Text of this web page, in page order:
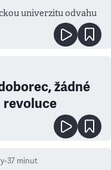
univerzitu odvahu
žádné
revoluce
•37 minut